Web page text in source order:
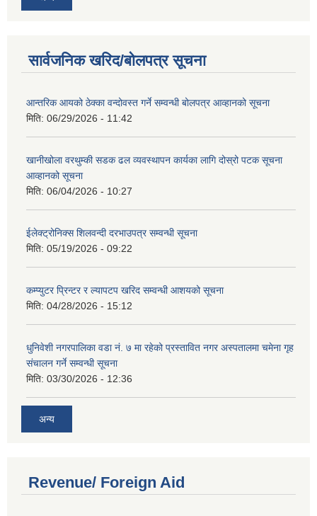
सार्वजनिक खरिद/बोलपत्र सूचना
आन्तरिक आयको ठेक्‍का वन्दोवस्त गर्ने सम्वन्धी बोलपत्र आव्हानको सूचना
मिति: 06/29/2026 - 11:42
खानीखोला वरथुम्की सडक ढल व्यवस्थापन कार्यका लागि दोस्रो पटक सूचना
आव्हानको सूचना
मिति: 06/04/2026 - 10:27
ईलेक्ट्रोनिक्स शिलवन्दी दरभाउपत्र सम्वन्धी सूचना
मिति: 05/19/2026 - 09:22
कम्प्युटर प्रिन्टर र ल्यापटप खरिद सम्वन्धी आशयको सूचना
मिति: 04/28/2026 - 15:12
धुनिवेशी नगरपालिका वडा नं. ७ मा रहेको प्रस्तावित नगर अस्पतालमा चमेना गृह
संचालन गर्ने सम्वन्धी सूचना
मिति: 03/30/2026 - 12:36
अन्य
Revenue/ Foreign Aid